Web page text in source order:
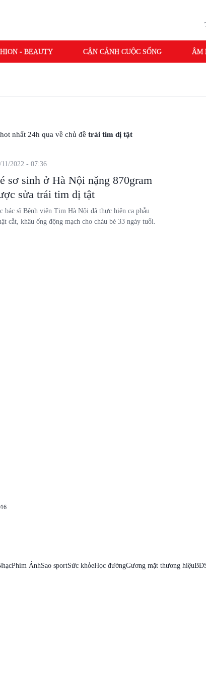
- BEAUTY CẬN CẢNH CUỘC SỐNG ÂM
nhất 24h qua về chủ đề trái tim dị tật
sơ sinh ở Hà Nội nặng 870gram
sửa trái tim dị tật
11/2022 - 07:36
bác sĩ Bệnh viện Tim Hà Nội đã thực hiện ca phẫu
cắt, khâu ống động mạch cho cháu bé 33 ngày tuổi.
Phim ẢnhSao sportSức khỏeHọc đườngGương mặt thương hiệu